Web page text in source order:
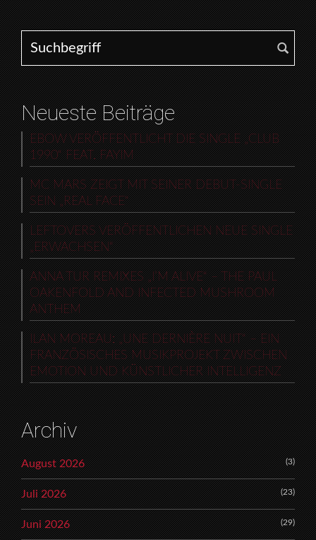
Search for:
Neueste Beiträge
EBOW VERÖFFENTLICHT DIE SINGLE „CLUB
1990“ FEAT. FAYIM
MC MARS ZEIGT MIT SEINER DEBUT-SINGLE
SEIN „REAL FACE“
LEFTOVERS VERÖFFENTLICHEN NEUE SINGLE
„ERWACHSEN“
ANNA TUR REMIXES „I’M ALIVE“ – THE PAUL
OAKENFOLD AND INFECTED MUSHROOM
ANTHEM
ILAN MOREAU: „UNE DERNIÈRE NUIT“ – EIN
FRANZÖSISCHES MUSIKPROJEKT ZWISCHEN
EMOTION UND KÜNSTLICHER INTELLIGENZ
Archiv
August 2026 (3)
Juli 2026 (23)
Juni 2026 (29)